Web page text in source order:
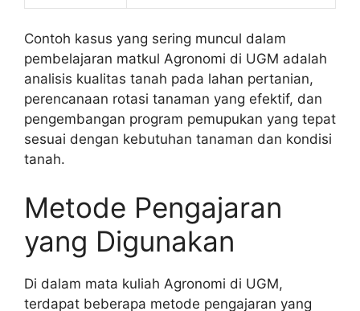
Contoh kasus yang sering muncul dalam
pembelajaran matkul Agronomi di UGM adalah
analisis kualitas tanah pada lahan pertanian,
perencanaan rotasi tanaman yang efektif, dan
pengembangan program pemupukan yang tepat
sesuai dengan kebutuhan tanaman dan kondisi
tanah.
Metode Pengajaran
yang Digunakan
Di dalam mata kuliah Agronomi di UGM,
terdapat beberapa metode pengajaran yang